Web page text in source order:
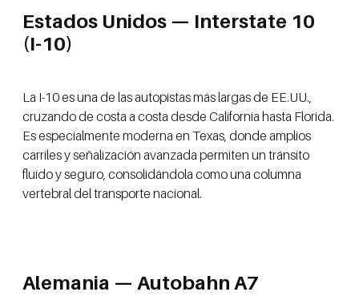
Estados Unidos — Interstate 10
(I-10)
La I-10 es una de las autopistas más largas de EE.UU.,
cruzando de costa a costa desde California hasta Florida.
Es especialmente moderna en Texas, donde amplios
carriles y señalización avanzada permiten un tránsito
fluido y seguro, consolidándola como una columna
vertebral del transporte nacional.
Alemania — Autobahn A7